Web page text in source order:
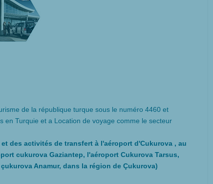
de la république turque sous le numéro 4460 et
Turquie et a Location de voyage comme le secteur
des activités de transfert à l'aéroport d'Cukurova , au
cukurova Gaziantep, l'aéroport Cukurova Tarsus,
Anamur, dans la région de Çukurova)